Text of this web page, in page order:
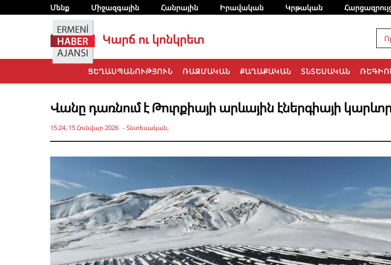
Մենք Միջազգային Հանրային Իրավական Կրթական
Կարճ ու կոնկրետ
ՑԵՂԱՍՊԱՆՈՒԹՅՈՒՆ ՌԱԶՄԱԿԱՆ ՔԱՂԱՔԱԿԱՆ ՏՆՏԵՍԱԿԱՆ
Վանը դառնում է Թուրքիայի արևային էներգիայի
15:24, 15 Հունվար 2026 -Տնտեսական,